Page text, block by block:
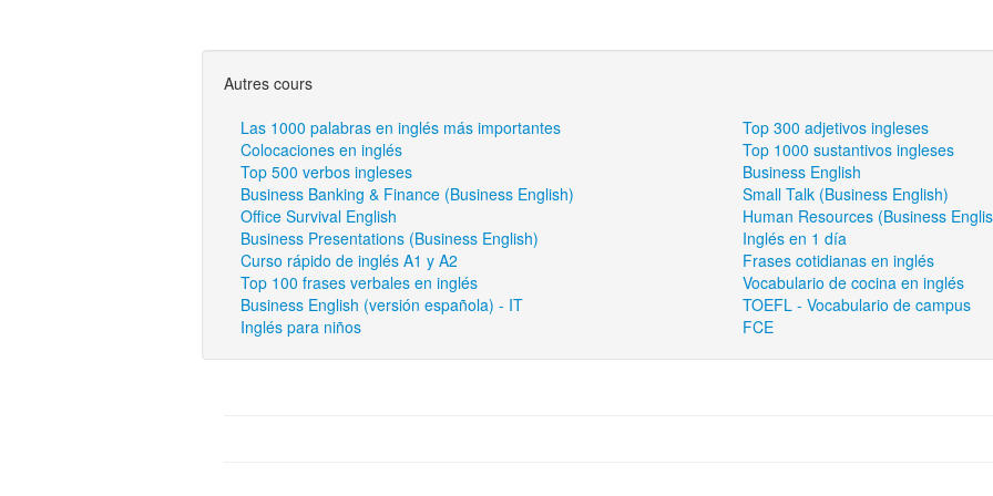
Autres cours
Las 1000 palabras en inglés más importantes
Top 300 adjetivos ingleses
Colocaciones en inglés
Top 1000 sustantivos ingleses
Top 500 verbos ingleses
Business English
Business Banking & Finance (Business English)
Small Talk (Business English)
Office Survival English
Human Resources (Business
Business Presentations (Business English)
Inglés en 1 día
Curso rápido de inglés A1 y A2
Frases cotidianas en inglés
Top 100 frases verbales en inglés
Vocabulario de cocina en inglés
Business English (versión española) - IT
TOEFL - Vocabulario de campus
Inglés para niños
FCE